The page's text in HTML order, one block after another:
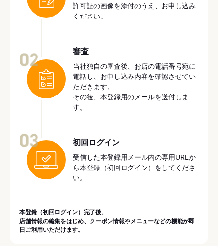
許可証の画像を添付のうえ、お申し込み
ください。
審査
当社独自の審査後、お店の電話番号宛に
電話し、お申し込み内容を確認させてい
ただきます。
その後、本登録用のメールを送付しま
す。
初回ログイン
受信した本登録用メール内の専用URLか
ら本登録（初回ログイン）をしてくださ
い。
本登録（初回ログイン）完了後、
店舗情報の編集をはじめ、クーポン情報やメニューなどの機能が即
日ご利用いただけます。